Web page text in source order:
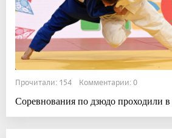
Прочитали: 154 Комментарии: 0
Соревнования по дзюдо проходили